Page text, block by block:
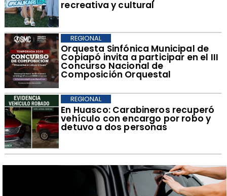
recreativa y cultural
Orquesta Sinfónica Municipal de
Copiapó invita a participar en el III
Concurso Nacional de
Composición Orquestal
REGIONAL
​En Huasco: Carabineros recuperó
vehículo con encargo por robo y
detuvo a dos personas
REGIONAL